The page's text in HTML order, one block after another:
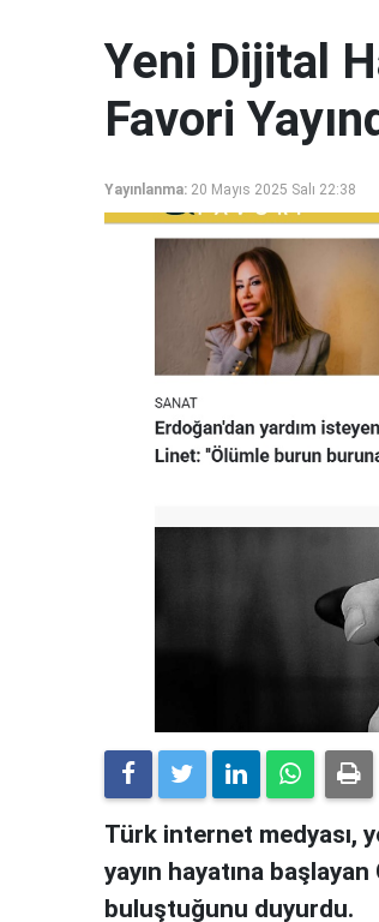
Yeni Dijital
Favori
Yayınlanma: 20 Mayıs 2025 Salı 22:38
Türk internet medyası,
yayın hayatına
buluştuğunu duyurdu.